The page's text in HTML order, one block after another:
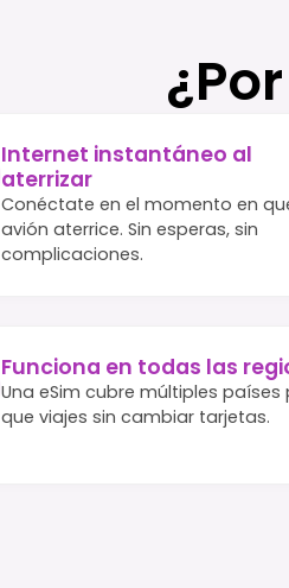
Internet instantáneo al
aterrizar
Conéctate en el momento en
avión aterrice. Sin esperas, sin
complicaciones.
Funciona en todas las
Una eSim cubre múltiples países
que viajes sin cambiar tarjetas.